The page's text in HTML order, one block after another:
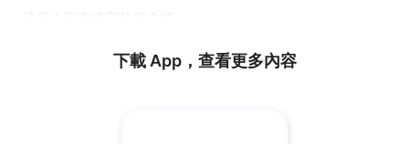
下載 App，查看更多內容